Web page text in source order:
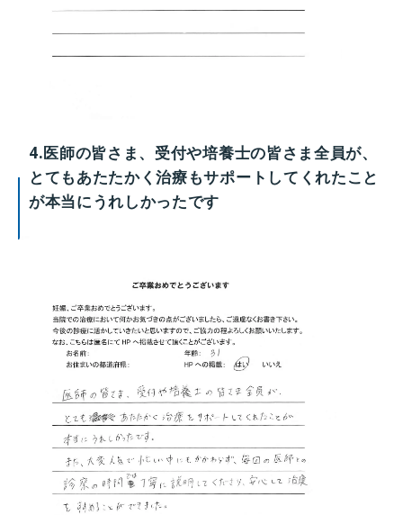
4.医師の皆さま、受付や培養士の皆さま全員が、
とてもあたたかく治療もサポートしてくれたこと
が本当にうれしかったです